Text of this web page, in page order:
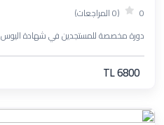
0 (0 المراجعات)
دورة مخصصة للمستجدين في شهادة اليوس ٢٠٢٥
TL 6800